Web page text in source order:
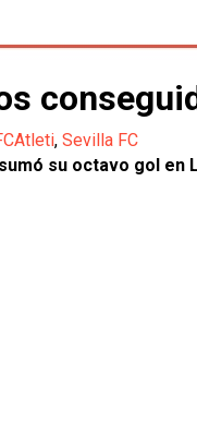
, Sevilla FC
su octavo gol en